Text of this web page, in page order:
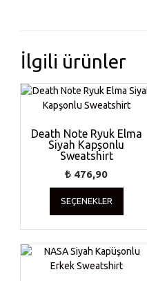
İlgili ürünler
Death Note Ryuk Elma
Siyah Kapşonlu
Sweatshirt
₺ 476,90
SEÇENEKLER
Bu
birden
fazla
var.